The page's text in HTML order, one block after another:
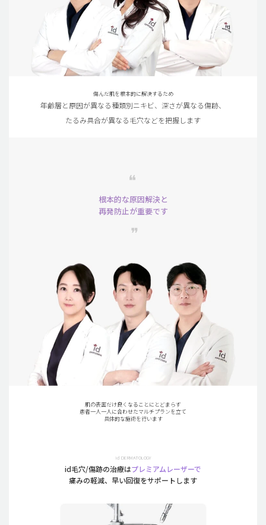
傷んだ肌を根本的に解決するため
年齢層と原因が異なる種類別ニキビ、深さが異なる傷跡、
たるみ具合が異なる毛穴などを把握します
❝
根本的な原因解決と
再発防止が重要です
❞
肌の表面だけ良くなることにとどまらず
患者一人一人に合わせたマルチプランを立て
具体的な施術を行います
id DERMATOLOGY
id毛穴/傷跡の治療はプレミアムレーザーで
痛みの軽減、早い回復をサポートします